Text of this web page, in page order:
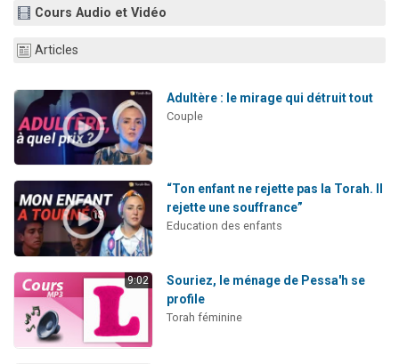
Dovan vient de donner son Maasser
Malgorzata vient de donner son Maasser
Cours Audio et Vidéo
Articles
Adultère : le mirage qui détruit tout
Couple
“Ton enfant ne rejette pas la Torah. Il
rejette une souffrance”
Education des enfants
9:02
Souriez, le ménage de Pessa'h se
profile
Torah féminine